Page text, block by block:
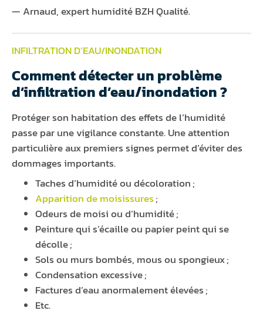
— Arnaud, expert humidité BZH Qualité.
INFILTRATION D’EAU/INONDATION
Comment détecter un problème
d’infiltration d’eau/inondation ?
Protéger son habitation des effets de l’humidité
passe par une vigilance constante. Une attention
particulière aux premiers signes permet d’éviter des
dommages importants.
Taches d’humidité ou décoloration ;
Apparition de moisissures;
Odeurs de moisi ou d’humidité ;
Peinture qui s’écaille ou papier peint qui se
décolle ;
Sols ou murs bombés, mous ou spongieux ;
Condensation excessive ;
Factures d’eau anormalement élevées ;
Etc.